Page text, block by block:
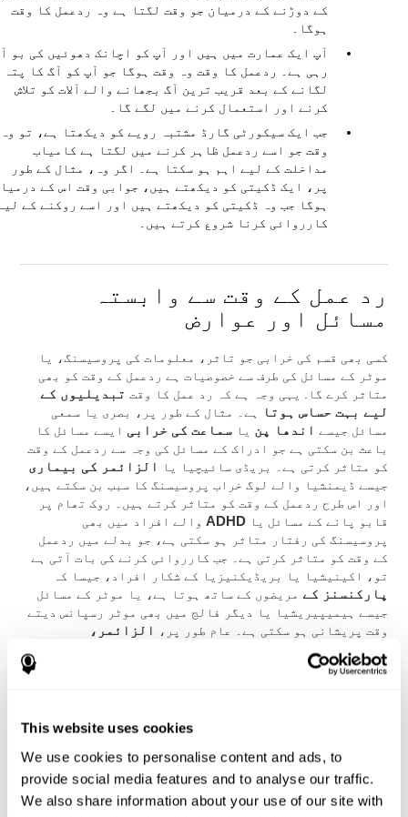
This website uses cookies
We use cookies to personalise content and ads, to
provide social media features and to analyse our traffic.
We also share information about your use of our site with
کے دوڑنے کے درمیان جو وقت لگتا ہے وہ ردعمل کا وقت
ہوگا۔
آپ ایک عمارت میں ہیں اور آپ کو اچانک دھوئیں کی بو آ
رہی ہے۔ ردعمل کا وقت وہ وقت ہوگا جو آپ کو آگ کا پتہ
لگانے کے بعد قریب ترین آگ بجھانے والے آلات کو تلاش
کرنے اور استعمال کرنے میں لگے گا۔
جب ایک سیکورٹی گارڈ مشتبہ رویے کو دیکھتا ہے، تو وہ
وقت جو اسے ردعمل ظاہر کرنے میں لگتا ہے کامیاب
مداخلت کے لیے اہم ہو سکتا ہے۔ اگر وہ، مثال کے طور
پر، ایک ڈکیتی کو دیکھتے ہیں، جوابی وقت اس کے
ہوگا جب وہ ڈکیتی کو دیکھتے ہیں اور اسے روکنے کے
کارروائی کرنا شروع کرتے ہیں۔
رد عمل کے وقت سے وابستہ
مسائل اور عوارض
کسی بھی قسم کی خرابی جو تاثر، معلومات کی پروسیسنگ، یا
موٹر کے مسائل کی طرف سے خصوصیات ہے ردعمل کے وقت کو بھی
متاثر کرے گا. یہی وجہ ہے کہ رد عمل کا وقت تبدیلیوں کے
لیے بہت حساس ہوتا
ہے۔ مثال کے طور پر، بصری یا سمعی
مسائل جیسے اندھا پن یاسماعت کی خرابی ایسے مسائل کا
باعث بن سکتی ہے جو ادراک کے مسائل کی وجہ سے ردعمل کے وقت
کو متاثر کرتی ہے۔ بریڈی سائیچیا یا
الزائمر کی بیماری
جیسے ڈیمنشیا والے لوگ خراب پروسیسنگ کا سبب بن سکتے ہیں،
اور اس طرح ردعمل کے وقت کو متاثر کرتے ہیں۔ روک تھام پر
قابو پانے کے مسائل یاADHD والے افراد میں بھی
پروسیسنگ کی رفتار متاثر ہو سکتی ہے، جو بدلے میں ردعمل
کے وقت کو متاثر کرتی ہے۔ جب کارروائی کرنے کی بات آتی ہے
تو، اکینیشیا یا بریڈیکنیزیا کے شکار افراد، جیسا کہ
پارکنسنز کے مریضوں کے ساتھ ہوتا ہے، یا موٹر کے مسائل
جیسے ہیمیپیریشیا یا دیگر فالج میں بھی موٹر رسپانس دیتے
وقت پریشانی ہو سکتی ہے۔ عام طور پر،
الزائمر،
بھی نیوروڈیجینریٹو ڈس آرڈر کو بھی پتہ چلے گا کہ ان کے
متاثر کر سکتے ہیں، جس کے نتیجے میں ردعمل کا وقت متاثر
ایک عارضہ جو سب سے زیادہ متاثر کر سکتا ہے کہ آپ کتنی
جلدی معلومات پر کارروائی کر سکتے ہیں اسےڈفیوز
ایکسونل انجریکہا جاتا ہے۔ یہ عام طور پر ہچکچاہٹ میں